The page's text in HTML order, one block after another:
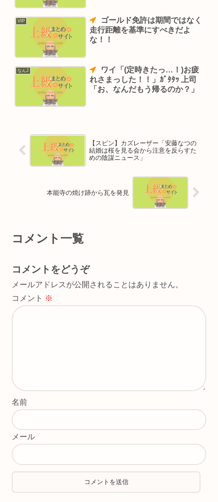
VIP
走行距離を基準にすべきだよ
な！！
なんJ
れさまっした！！」ｶﾞﾀﾀｯ 上司
「お、なんだもう帰るのか？」
【スピン】カズレーザー「安藤なつの
結婚は桜を見る会から注意を反らすた
めの陰謀ニュース」
本能寺の焼け跡から瓦を発見
コメント一覧
コメントをどうぞ
メールアドレスが公開されることはありません。
コメント ※
名前
メール